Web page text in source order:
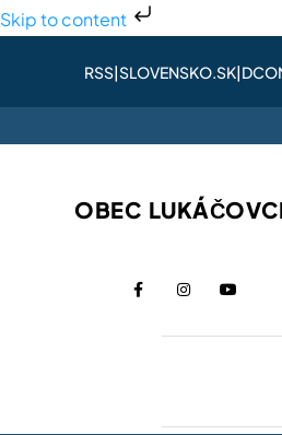
Skip to content
RSS|SLOVENSKO.SK|
OBEC